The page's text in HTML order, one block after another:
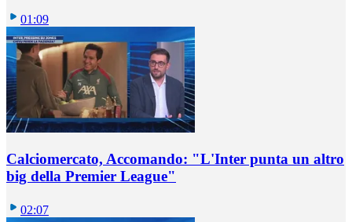
01:09
Calciomercato, Accomando: "L'Inter punta un altro
big della Premier League"
02:07